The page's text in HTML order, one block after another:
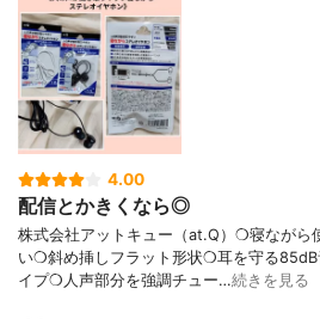
4.00
配信とかきくなら◎
株式会社アットキュー（at.Q）❍寝ながら
い❍斜め挿しフラット形状❍耳を守る
イプ❍人声部分を強調チュー…続きを見る